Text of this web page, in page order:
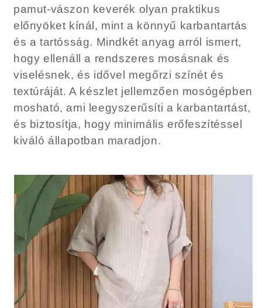
pamut-vászon keverék olyan praktikus
előnyöket kínál, mint a könnyű karbantartás
és a tartósság. Mindkét anyag arról ismert,
hogy ellenáll a rendszeres mosásnak és
viselésnek, és idővel megőrzi színét és
textúráját. A készlet jellemzően mosógépben
mosható, ami leegyszerűsíti a karbantartást,
és biztosítja, hogy minimális erőfeszítéssel
kiváló állapotban maradjon.